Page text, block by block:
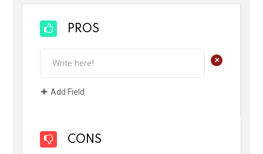
PROS
+
Add Field
CONS